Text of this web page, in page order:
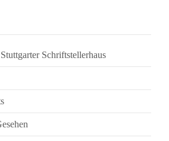
Schriftstellerhaus